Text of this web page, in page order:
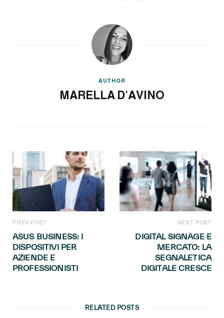
AUTHOR
MARELLA D'AVINO
PREV POST
ASUS BUSINESS: I
DISPOSITIVI PER
AZIENDE E
PROFESSIONISTI
NEXT POST
DIGITAL SIGNAGE E
MERCATO: LA
SEGNALETICA
DIGITALE CRESCE
RELATED POSTS